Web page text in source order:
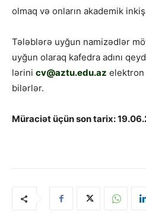
olmaq və onların akademik
Tələblərə uyğun namizədlər
uyğun olaraq kafedra adını
lərini cv@aztu.edu.az elektron
bilərlər.
Müraciət üçün son tarix: